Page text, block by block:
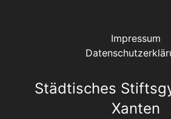
Impressum
Städtisches
Xanten